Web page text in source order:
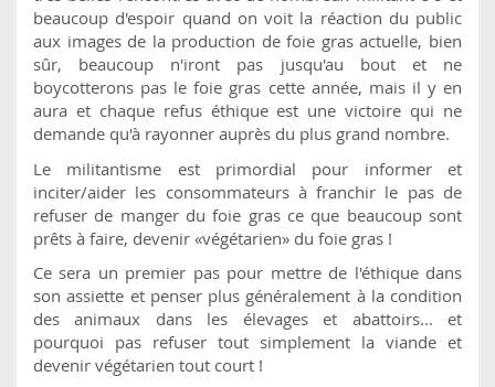
beaucoup d'espoir quand on voit la réaction du public
aux images de la production de foie gras actuelle, bien
sûr, beaucoup n'iront pas jusqu'au bout et ne
boycotterons pas le foie gras cette année, mais il y en
aura et chaque refus éthique est une victoire qui ne
demande qu'à rayonner auprès du plus grand nombre.
Le militantisme est primordial pour informer et
inciter/aider les consommateurs à franchir le pas de
refuser de manger du foie gras ce que beaucoup sont
prêts à faire, devenir végétarien
du foie gras !
Ce sera un premier pas pour mettre de l'éthique dans
son assiette et penser plus généralement à la condition
des animaux dans les élevages et abattoirs... et
pourquoi pas refuser tout simplement la viande et
devenir végétarien tout court !